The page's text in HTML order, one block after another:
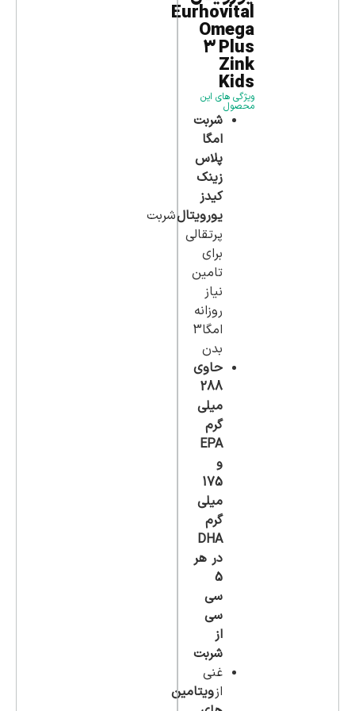
Eurhovital
Omega
3 Plus
Zink
Kids
ویژگی های این
محصول
شربت
امگا
پلاس
زینک
کیدز
یورویتالشربت
پرتقالی
برای
تامین
نیاز
روزانه
امگا3
بدن
حاوی
288
میلی
گرم
و
175
میلی
گرم
DHA
در هر
5
سی
سی
از
شربت
غنی
ازویتامین